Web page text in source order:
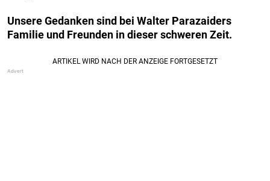
Unsere Gedanken sind bei Walter Parazaiders
Familie und Freunden in dieser schweren Zeit.